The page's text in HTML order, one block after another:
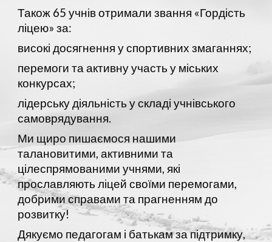
Також 65 учнів отримали звання «Гордість
ліцею» за:
високі досягнення у спортивних змаганнях;
перемоги та активну участь у міських
конкурсах;
лідерську діяльність у складі учнівського
самоврядування.
Ми щиро пишаємося нашими
талановитими, активними та
цілеспрямованими учнями, які
прославляють ліцей своїми перемогами,
добрими справами та прагненням до
розвитку!
Дякуємо педагогам і батькам за підтримку,